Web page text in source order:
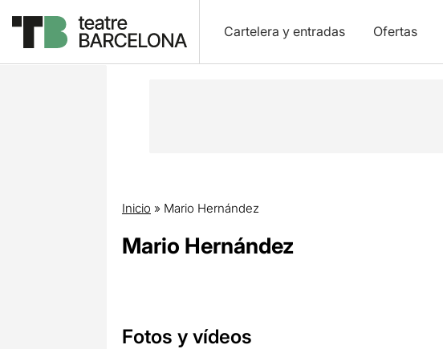
Cartelera y entradas Ofertas
Inicio » Mario Hernández
Mario Hernández
Fotos y vídeos